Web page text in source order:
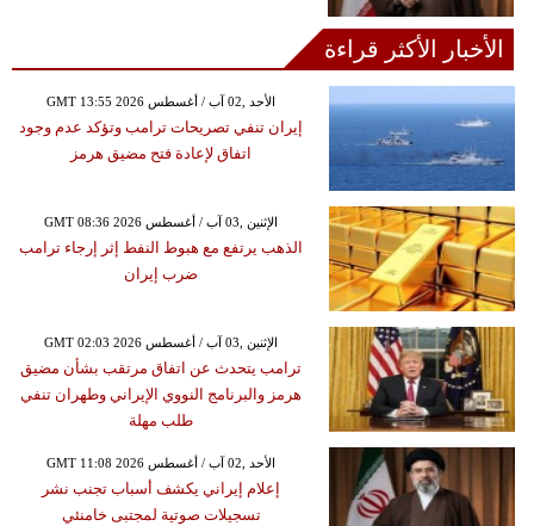
الأخبار الأكثر قراءة
GMT 13:55 2026 الأحد ,02 آب / أغسطس
إيران تنفي تصريحات ترامب وتؤكد عدم وجود
اتفاق لإعادة فتح مضيق هرمز
GMT 08:36 2026 الإثنين ,03 آب / أغسطس
الذهب يرتفع مع هبوط النفط إثر إرجاء ترامب
ضرب إيران
GMT 02:03 2026 الإثنين ,03 آب / أغسطس
ترامب يتحدث عن اتفاق مرتقب بشأن مضيق
هرمز والبرنامج النووي الإيراني وطهران تنفي
طلب مهلة
GMT 11:08 2026 الأحد ,02 آب / أغسطس
إعلام إيراني يكشف أسباب تجنب نشر
تسجيلات صوتية لمجتبى خامنئي